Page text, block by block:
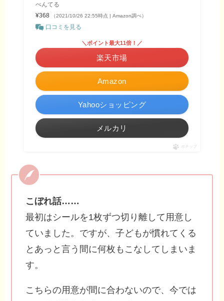
ぺんてる
¥368
（2021/10/26 22:55時点 | Amazon調べ）
口コミを見る
Amazon
＼ポイント最大11倍！／
楽天市場
Yahooショッピング
メルカリ
ポチップ
こぼれ話……
最初はシールを1枚ずつ切り離して用意し
ていました。ですが、子どもが慣れてくる
とあっと言う間に何枚もこなしてしまいま
す。
こちらの用意が間に合わないので、今では